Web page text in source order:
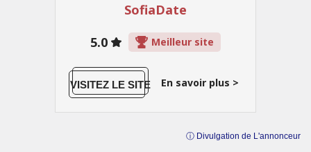
TOP 3 des villes ukrainiennes pour trouver des
Nikolaïev célibataires
SofiaDate
5.0
Meilleur site
VISITEZ LE SITE En savoir plus >
ⓘ Divulgation de L'annonceur